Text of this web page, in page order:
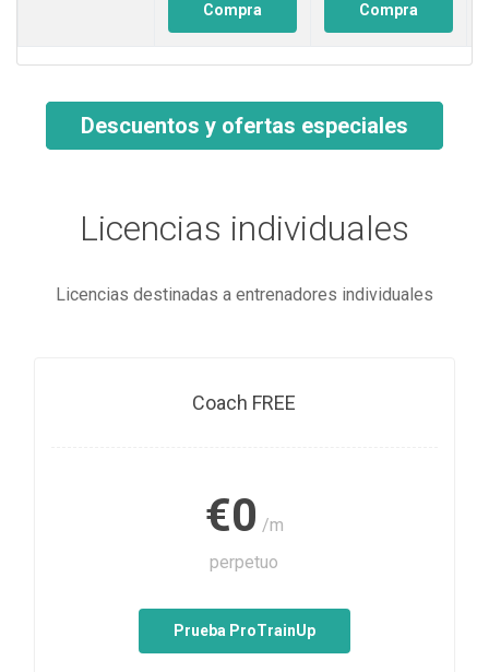
Compra Compra
Descuentos y ofertas especiales
Licencias individuales
Licencias destinadas a entrenadores individuales
Coach FREE
€0 /m
perpetuo
Prueba ProTrainUp